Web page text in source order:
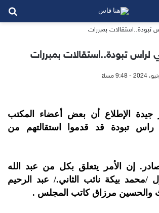
لراس تبودة..استقالات بمبررات
الإطلاع أن بعض أعضاء المكتب
راس تبودة قد قدموا استقالتهم من
إن الأمر يتعلق بكل من عبد الله
/محمد بيكة نائب الثاني./ عبد الرحيم
والحسين مرزاق كاتب المجلس .